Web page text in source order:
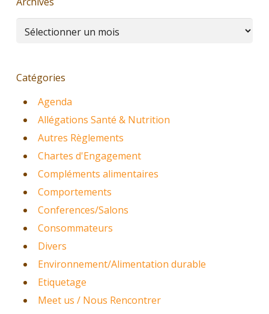
Archives
Catégories
Agenda
Allégations Santé & Nutrition
Autres Règlements
Chartes d'Engagement
Compléments alimentaires
Comportements
Conferences/Salons
Consommateurs
Divers
Environnement/Alimentation durable
Etiquetage
Meet us / Nous Rencontrer